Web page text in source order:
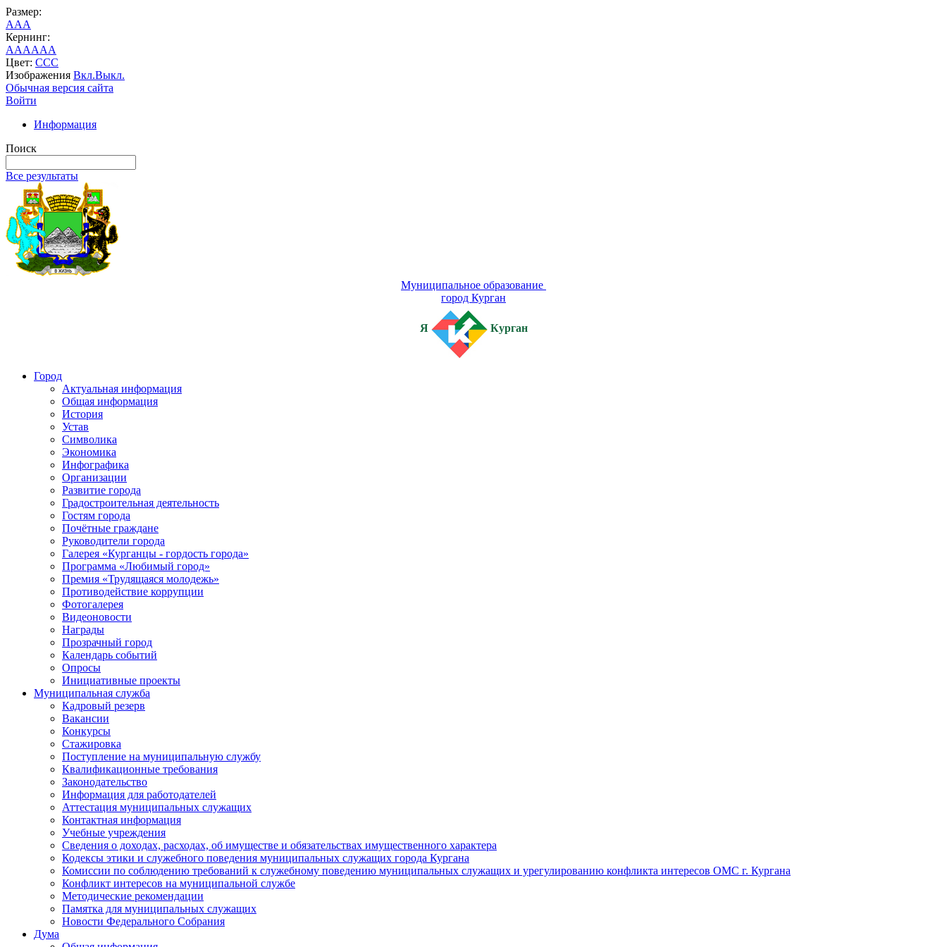
Размер:
AAA
Кернинг:
AAAAAA
Цвет: CCC
Изображения Вкл.Выкл.
Обычная версия сайта
Войти
Информация
Поиск
Все результаты
Муниципальное образование
город Курган
Я Курган
Город
Актуальная информация
Общая информация
История
Устав
Символика
Экономика
Инфографика
Организации
Развитие города
Градостроительная деятельность
Гостям города
Почётные граждане
Руководители города
Галерея «Курганцы - гордость города»
Программа «Любимый город»
Премия «Трудящаяся молодежь»
Противодействие коррупции
Фотогалерея
Видеоновости
Награды
Прозрачный город
Календарь событий
Опросы
Инициативные проекты
Муниципальная служба
Кадровый резерв
Вакансии
Конкурсы
Стажировка
Поступление на муниципальную службу
Квалификационные требования
Законодательство
Информация для работодателей
Аттестация муниципальных служащих
Контактная информация
Учебные учреждения
Сведения о доходах, расходах, об имуществе и обязательствах имущественного характера
Кодексы этики и служебного поведения муниципальных служащих города Кургана
Комиссии по соблюдению требований к служебному поведению муниципальных служащих и урегулированию конфликта интересов ОМС г. Кургана
Конфликт интересов на муниципальной службе
Методические рекомендации
Памятка для муниципальных служащих
Новости Федерального Cобрания
Дума